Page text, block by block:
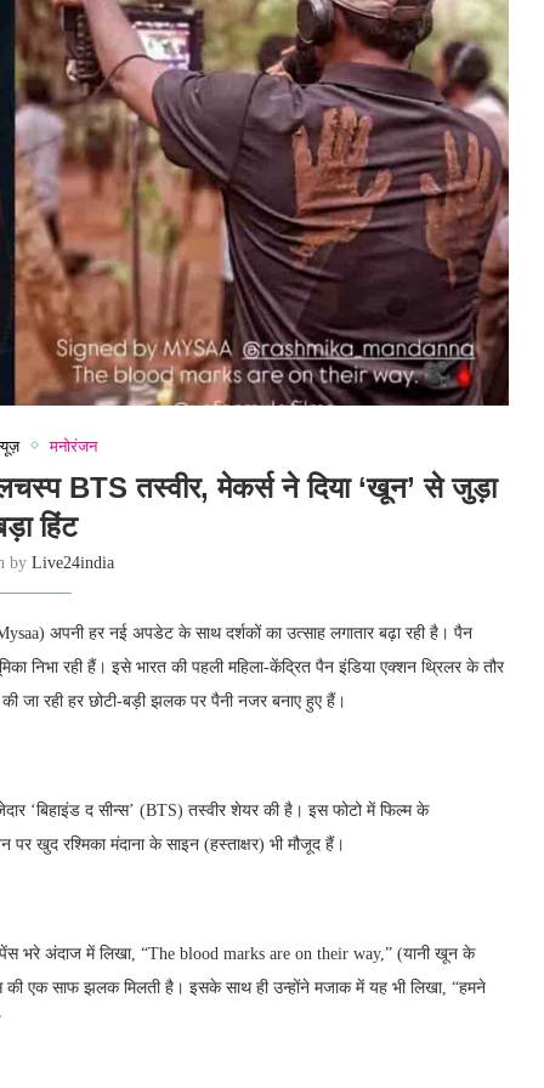
मनोरंजन
BTS तस्वीर, मेकर्स ने दिया ‘खून’ से जुड़ा
हिंट
by Live24india
अपनी हर नई अपडेट के साथ दर्शकों का उत्साह लगातार बढ़ा रही है। पैन
निभा रही हैं। इसे भारत की पहली महिला-केंद्रित पैन इंडिया एक्शन थ्रिलर के तौर
जा रही हर छोटी-बड़ी झलक पर पैनी नजर बनाए हुए हैं।
‘बिहाइंड द सीन्स’ (BTS) तस्वीर शेयर की है। इस फोटो में फिल्म के
खुद रश्मिका मंदाना के साइन (हस्ताक्षर) भी मौजूद हैं।
भरे अंदाज में लिखा, “The blood marks are on their way,” (यानी खून के
एक साफ झलक मिलती है। इसके साथ ही उन्होंने मजाक में यह भी लिखा, “हमने